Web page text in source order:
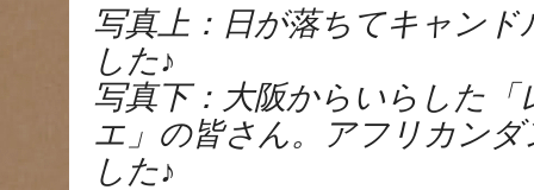
写真上：日が落ちてキャン
した♪
写真下：大阪からいらした
エ」の皆さん。アフリカン
した♪